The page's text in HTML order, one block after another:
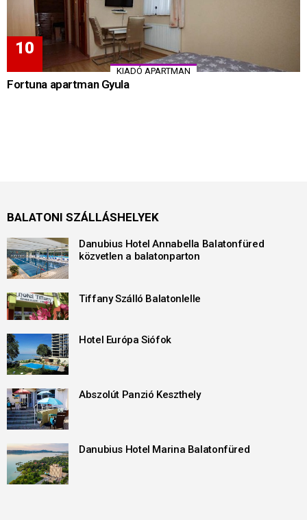
KIADÓ APARTMAN
Fortuna apartman Gyula
BALATONI SZÁLLÁSHELYEK
Danubius Hotel Annabella Balatonfüred
közvetlen a balatonparton
Tiffany Szálló Balatonlelle
Hotel Európa Siófok
Abszolút Panzió Keszthely
Danubius Hotel Marina Balatonfüred